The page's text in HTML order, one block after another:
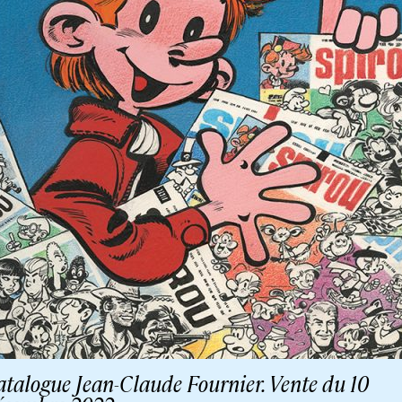
Jean-Claude Fournier. Vente du 10